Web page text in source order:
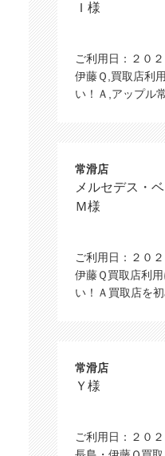
Ｉ様
ご利用日：２０
伊藤Ｑ,買取店利
い！Ａ,アップル
常滑店
メルセデス・
Ｍ様
ご利用日：２０
伊藤Ｑ買取店利
い！Ａ買取店を
常滑店
Ｙ様
ご利用日：２０